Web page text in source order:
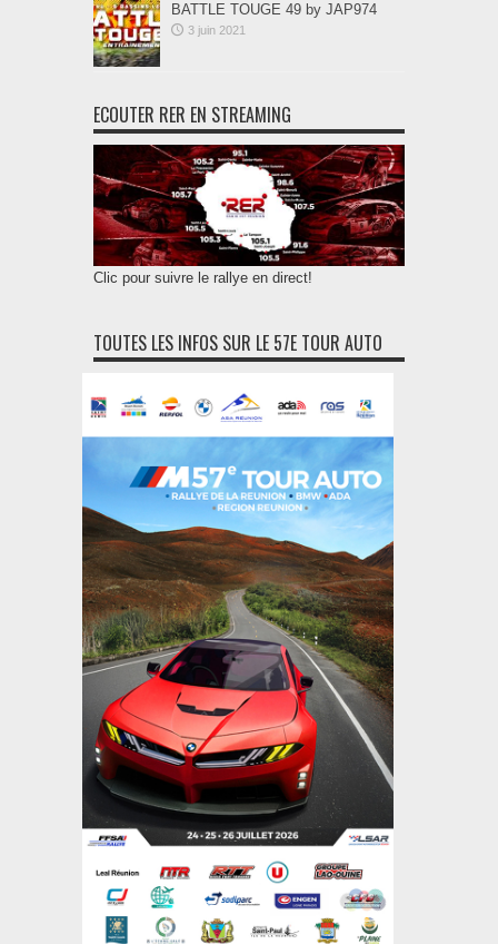
BATTLE TOUGE 49 by JAP974
3 juin 2021
ECOUTER RER EN STREAMING
Clic pour suivre le rallye en direct!
TOUTES LES INFOS SUR LE 57E TOUR AUTO